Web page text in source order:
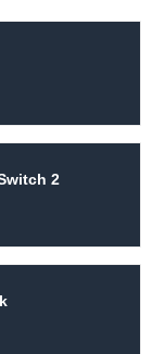
2